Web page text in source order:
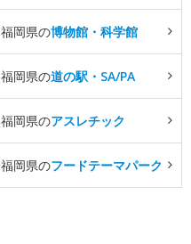
福岡県の博物館・科学館
福岡県の道の駅・SA/PA
福岡県のアスレチック
福岡県のフードテーマパーク